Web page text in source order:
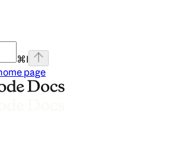
⌘I
page